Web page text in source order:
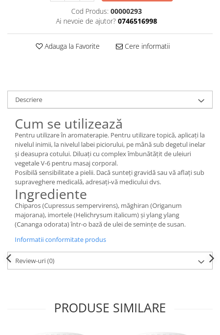
Cod Produs: 00000293
Ai nevoie de ajutor? 0746516998
Adauga la Favorite Cere informatii
Descriere
Cum se utilizează
Pentru utilizare în aromaterapie. Pentru utilizare topică, aplicați la
nivelul inimii, la nivelul labei piciorului, pe mână sub degetul inelar
și deasupra cotului. Diluați cu complex îmbunătățit de uleiuri
vegetale V-6 pentru masaj corporal.
Posibilă sensibilitate a pielii. Dacă sunteți gravidă sau vă aflați sub
supraveghere medicală, adresați-vă medicului dvs.
Ingrediente
Chiparos (Cupressus sempervirens), măghiran (Origanum
majorana), imortele (Helichrysum italicum) și ylang ylang
(Cananga odorata) într-o bază de ulei de semințe de susan.
Informatii conformitate produs
Review-uri(0)
PRODUSE SIMILARE